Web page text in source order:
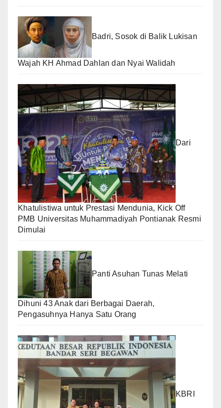
Badri, Sosok di Balik Lukisan
Wajah KH Ahmad Dahlan dan Nyai Walidah
Dari
Khatulistiwa untuk Prestasi Mendunia, Kick Off
PMB Universitas Muhammadiyah Pontianak Resmi
Dimulai
Panti Asuhan Tunas Melati
Dihuni 43 Anak dari Berbagai Daerah,
Pengasuhnya Hanya Satu Orang
KBRI